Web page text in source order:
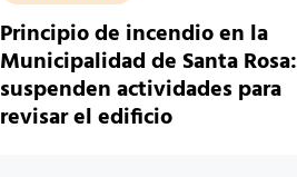
Principio de incendio en la
Municipalidad de Santa Rosa:
suspenden actividades para
revisar el edificio